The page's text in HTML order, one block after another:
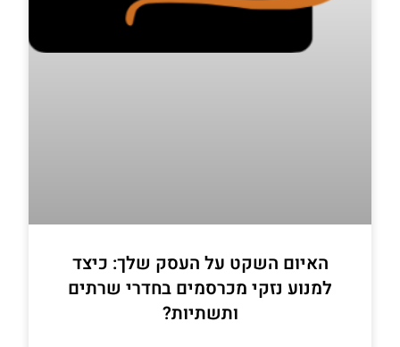
האיום השקט על העסק שלך: כיצד
למנוע נזקי מכרסמים בחדרי שרתים
ותשתיות?